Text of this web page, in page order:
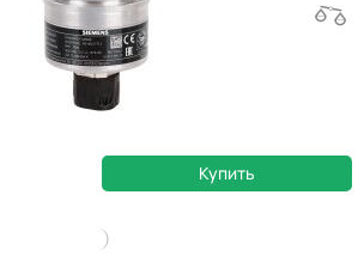
Купить